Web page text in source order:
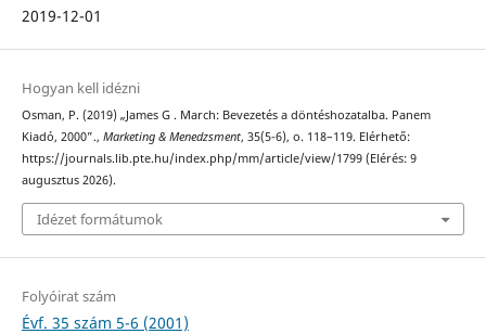
2019-12-01
Hogyan kell idézni
Osman, P. (2019) „James G . March: Bevezetés a döntéshozatalba. Panem
Kiadó, 2000”., Marketing & Menedzsment, 35(5-6), o. 118–119. Elérhető:
https://journals.lib.pte.hu/index.php/mm/article/view/1799 (Elérés: 9
augusztus 2026).
Idézet formátumok
Folyóirat szám
Évf. 35 szám 5-6 (2001)